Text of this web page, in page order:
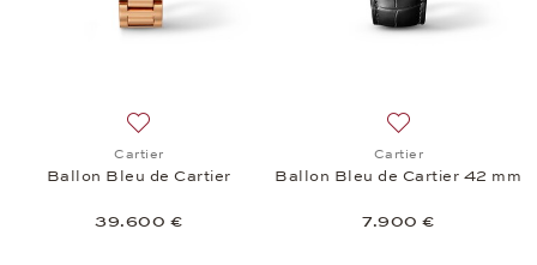
Cartier
Ballon Bleu de Cartier
39.600 €
Cartier
Ballon Bleu de Cartier 42 mm
7.900 €